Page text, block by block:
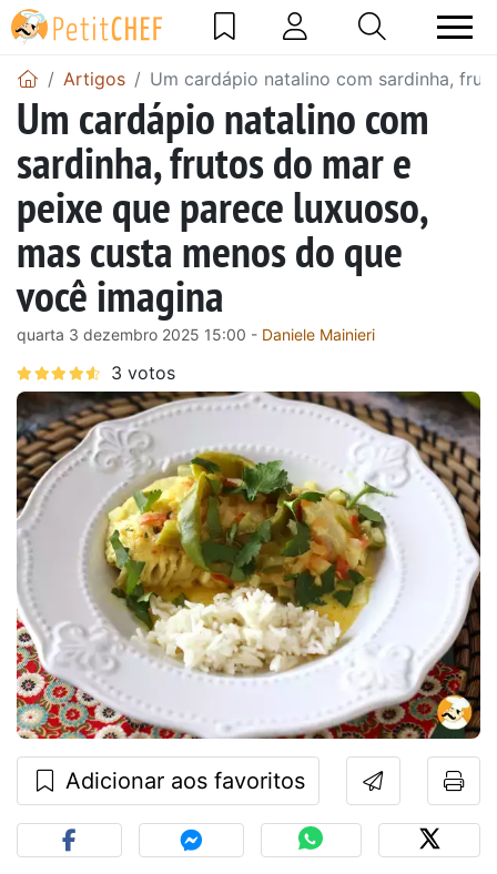
Artigos Um cardápio natalino com sardinha,
Um cardápio natalino com
sardinha, frutos do mar e
peixe que parece luxuoso,
mas custa menos do que
você imagina
quarta 3 dezembro 2025 15:00 - Daniele Mainieri
Adicionar aos favoritos